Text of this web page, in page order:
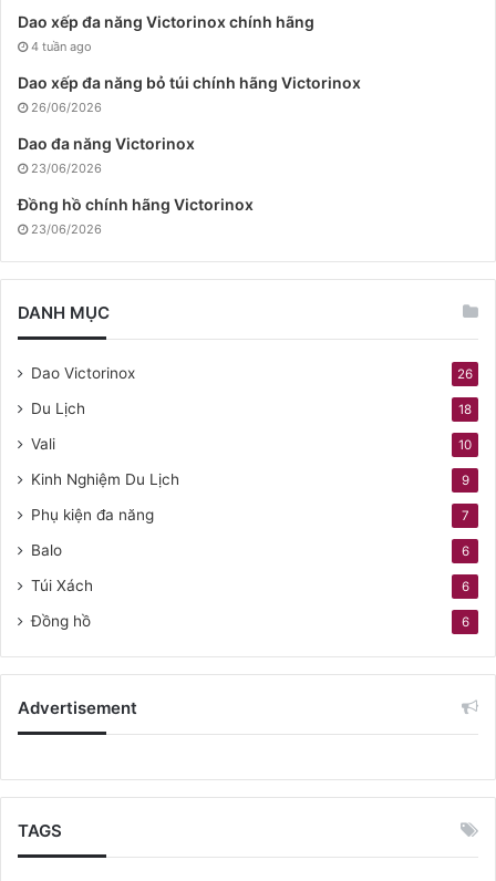
Dao xếp đa năng Victorinox chính hãng
4 tuần ago
Dao xếp đa năng bỏ túi chính hãng Victorinox
26/06/2026
Dao đa năng Victorinox
23/06/2026
Đồng hồ chính hãng Victorinox
23/06/2026
DANH MỤC
Dao Victorinox 26
Du Lịch 18
Vali 10
Kinh Nghiệm Du Lịch 9
Phụ kiện đa năng 7
Balo 6
Túi Xách 6
Đồng hồ 6
Advertisement
TAGS